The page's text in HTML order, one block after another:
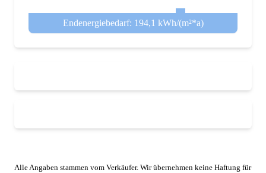
Endenergiebedarf: 194,1 kWh/(m²*a)
Alle Angaben stammen vom Verkäufer. Wir übernehmen keine Haftung für